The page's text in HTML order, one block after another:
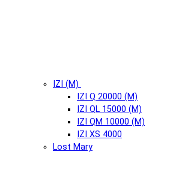
IZI (М)
IZI Q 20000 (М)
IZI QL 15000 (М)
IZI QM 10000 (М)
IZI XS 4000
Lost Mary